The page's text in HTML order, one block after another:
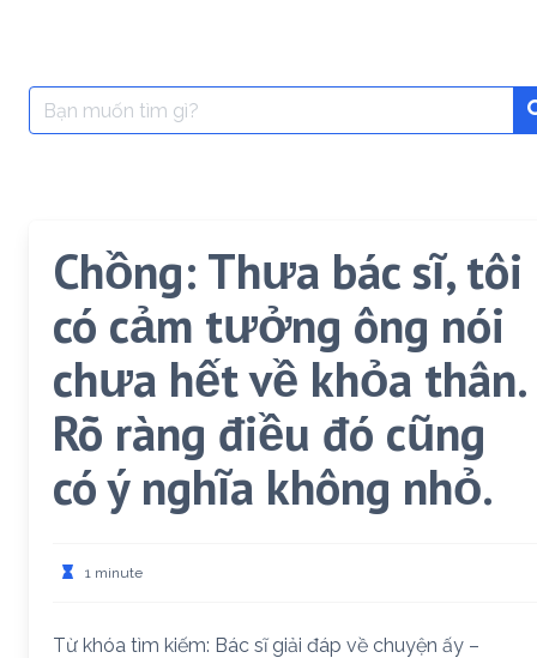
Search
for:
Chồng: Thưa bác sĩ, tôi
có cảm tưởng ông nói
chưa hết về khỏa thân.
Rõ ràng điều đó cũng
có ý nghĩa không nhỏ.
1 minute
Từ khóa tìm kiếm: Bác sĩ giải đáp về chuyện ấy –